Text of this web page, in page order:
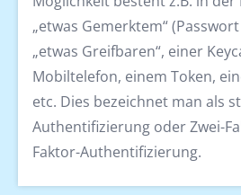
„etwas Gemerktem“
„etwas Greifbaren“, einer
Mobiltelefon, einem Token,
etc. Dies bezeichnet man als
Authentifizierung oder Zwei-
Faktor-Authentifizierung.